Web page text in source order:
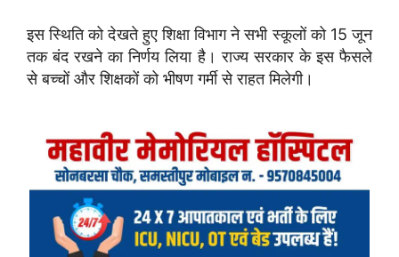
इस स्थिति को देखते हुए शिक्षा विभाग ने सभी स्कूलों को 15 जून
तक बंद रखने का निर्णय लिया है। राज्य सरकार के इस फैसले
से बच्चों और शिक्षकों को भीषण गर्मी से राहत मिलेगी।